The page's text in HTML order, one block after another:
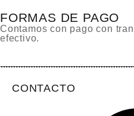
FORMAS DE PAGO
Contamos con pago con
efectivo.
CONTACTO